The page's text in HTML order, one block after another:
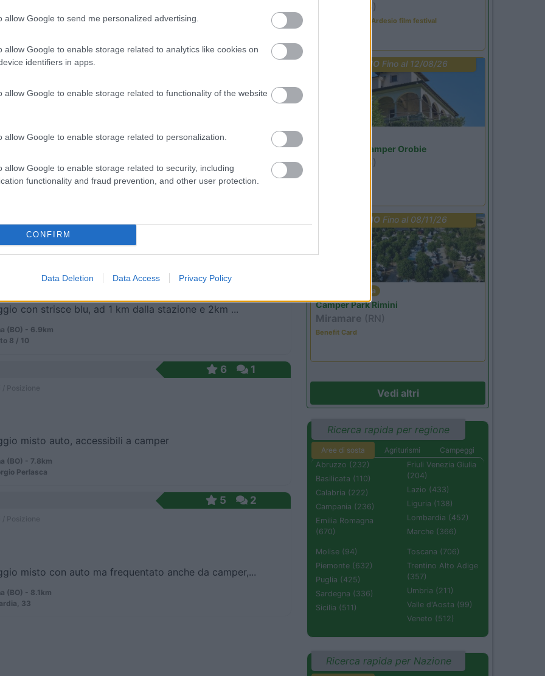
allow Google to send me personalized advertising.
allow Google to enable storage related to analytics like cookies on
identifiers in apps.
allow Google to enable storage related to functionality of the website
allow Google to enable storage related to personalization.
allow Google to enable storage related to security, including
functionality and fraud prevention, and other user protection.
CONFIRM
Data Deletion Data Access Privacy Policy
4 km dal centro, ampio punto sosta annesso all'om...
(BO) - 6.8km
dal centro storico, vicino alle due Torri, pi...
Posizione
con strisce blu, ad 1 km dalla stazione e 2km ...
(BO) - 6.9km
8 / 10
6 1
misto auto, accessibili a camper
(BO) - 7.8km
Perlasca
5 2
misto con auto ma frequentato anche da camper,...
(BO) - 8.1km
33
(BG)
Sacrae Scenae - Ardesio film festival
PROMO Fino al 12/08/26
Area Sosta Camper Orobie
(BG)
PROMO Fino al 08/11/26
Emilia Romagna
Camper Park Rimini
Miramare (RN)
Benefit Card
Vedi altri
Ricerca rapida per regione
Aree di sosta Agriturismi
Campeggi
Abruzzo (232)
Basilicata (110)
Calabria (222)
Campania (236)
Emilia Romagna
(670)
Friuli Venezia Giulia
(204)
Lazio (433)
Liguria (138)
Lombardia (452)
Marche (366)
Molise (94)
Piemonte (632)
Puglia (425)
Sardegna (336)
Sicilia (511)
Toscana (706)
Trentino Alto Adige
(357)
Umbria (211)
Valle d'Aosta (99)
Veneto (512)
Ricerca rapida per Nazione